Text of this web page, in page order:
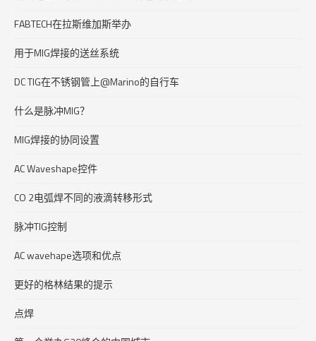
FABTECH在拉斯维加斯举办
用于MIG焊接的送丝系统
DC TIG在不锈钢管上@Marino的自行车
什么是脉冲MIG？
MIG焊接的协同设置
AC Waveshape控件
CO 2电弧焊不同的液滴转移形式
脉冲TIG控制
AC wavehape选项和优点
更好的格林结果的提示
点焊